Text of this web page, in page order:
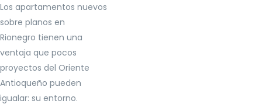
Los apartamentos nuevos
sobre planos en
Rionegro tienen una
ventaja que pocos
proyectos del Oriente
Antioqueño pueden
igualar: su entorno.